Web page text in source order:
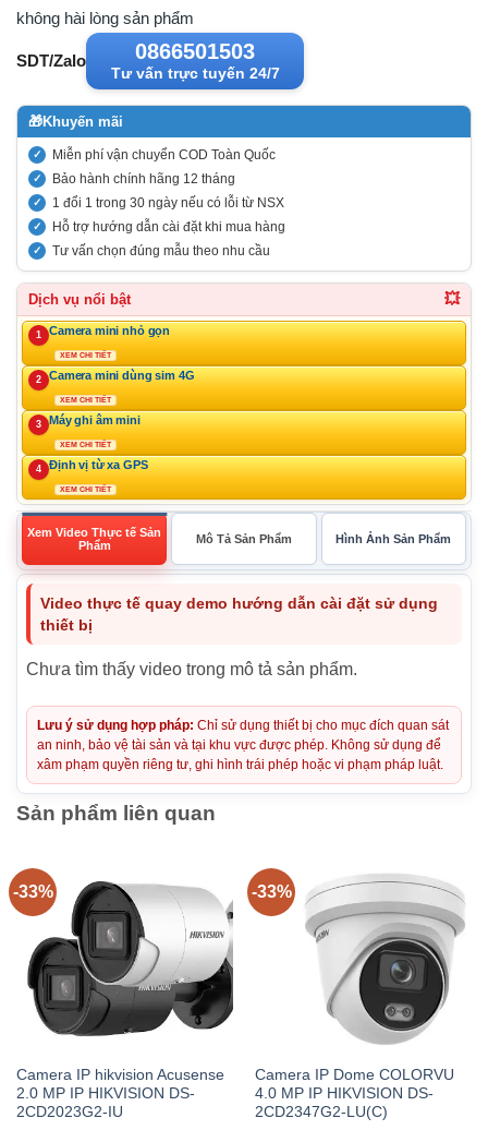
không hài lòng sản phẩm
SDT/Zalo 0866501503
Tư vấn trực tuyến 24/7
🎁Khuyến mãi
Miễn phí vận chuyển COD Toàn Quốc
Bảo hành chính hãng 12 tháng
1 đổi 1 trong 30 ngày nếu có lỗi từ NSX
Hỗ trợ hướng dẫn cài đặt khi mua hàng
Tư vấn chọn đúng mẫu theo nhu cầu
Dịch vụ nổi bật 💥
1 Camera mini nhỏ gọn
XEM CHI TIẾT
2 Camera mini dùng sim 4G
XEM CHI TIẾT
3 Máy ghi âm mini
XEM CHI TIẾT
4 Định vị từ xa GPS
XEM CHI TIẾT
Xem Video Thực tế Sản
Phẩm
Mô Tả Sản Phẩm Hình Ảnh Sản Phẩm
Video thực tế quay demo hướng dẫn cài đặt sử dụng
thiết bị
Chưa tìm thấy video trong mô tả sản phẩm.
Lưu ý sử dụng hợp pháp: Chỉ sử dụng thiết bị cho mục đích quan sát
an ninh, bảo vệ tài sản và tại khu vực được phép. Không sử dụng để
xâm phạm quyền riêng tư, ghi hình trái phép hoặc vi phạm pháp luật.
Sản phẩm liên quan
-33%
Camera IP hikvision Acusense
2.0 MP IP HIKVISION DS-
2CD2023G2-IU
-33%
Camera IP Dome COLORVU
4.0 MP IP HIKVISION DS-
2CD2347G2-LU(C)